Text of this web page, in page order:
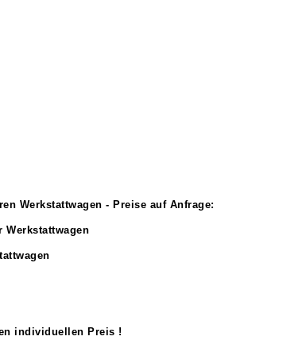
Werkstattwagen - Preise auf Anfrage:
Werkstattwagen
individuellen Preis !